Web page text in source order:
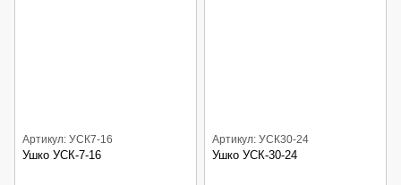
Артикул: УСК7-16
Ушко УСК-7-16
Артикул: УСК30-24
Ушко УСК-30-24